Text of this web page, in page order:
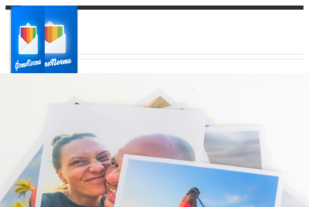
Ваш регион доставки
Выберите из списка: